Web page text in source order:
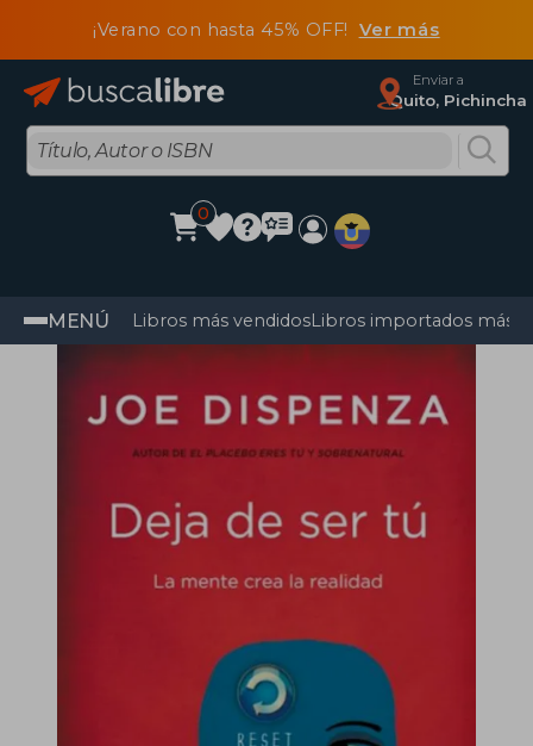
¡Verano con hasta 45% OFF! Ver más
Enviar a
Quito, Pichincha
0
MENÚ Libros más vendidosLibros importados más